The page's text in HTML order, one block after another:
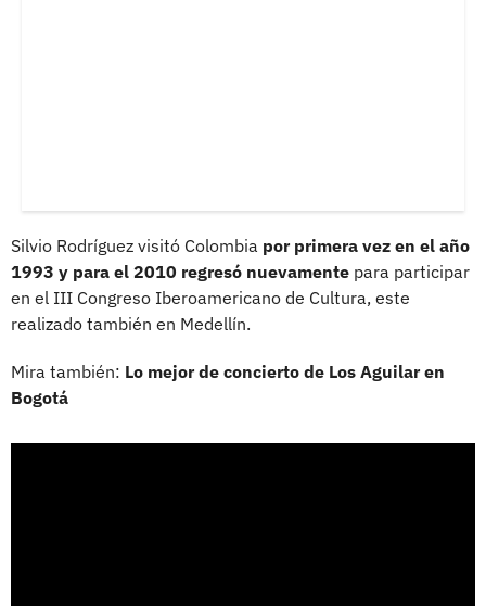
Silvio Rodríguez visitó Colombia por primera vez en el año
1993 y para el 2010 regresó nuevamente para participar
en el III Congreso Iberoamericano de Cultura, este
realizado también en Medellín.
Mira también: Lo mejor de concierto de Los Aguilar en
Bogotá